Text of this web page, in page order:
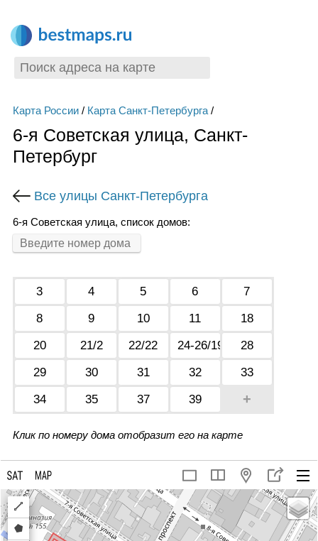
Карта России/ Карта Санкт-Петербурга/
6-я Советская улица, Санкт-
Петербург
Все улицы Санкт-Петербурга
6-я Советская улица, список домов:
3 4 5 6
7
8
9 10 11
18
20
21/2 22/22 24-26/19-21 28
29
30 31 32
33
34
35 37 39 +
Клик по номеру дома отобразит его на карте
Draw
a
Draw